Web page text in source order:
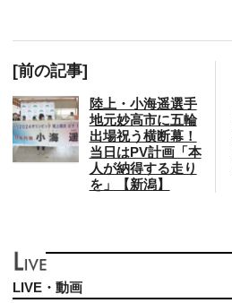
[前の記事]
陸上・小海遥選手
地元妙高市に五輪
出場祝う横断幕！
当日はPV計画「本
人が納得する走り
を」【新潟】
LIVE・動画